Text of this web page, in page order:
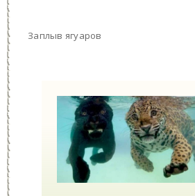
Заплыв ягуаров